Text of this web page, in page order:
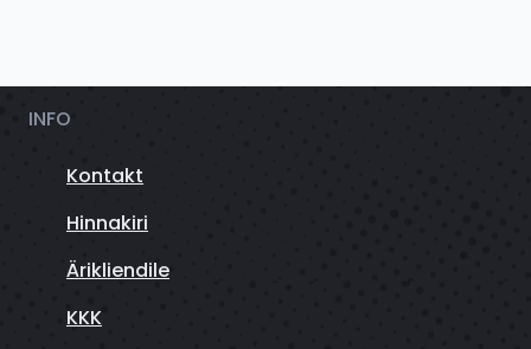
INFO
Kontakt
Hinnakiri
Ärikliendile
KKK